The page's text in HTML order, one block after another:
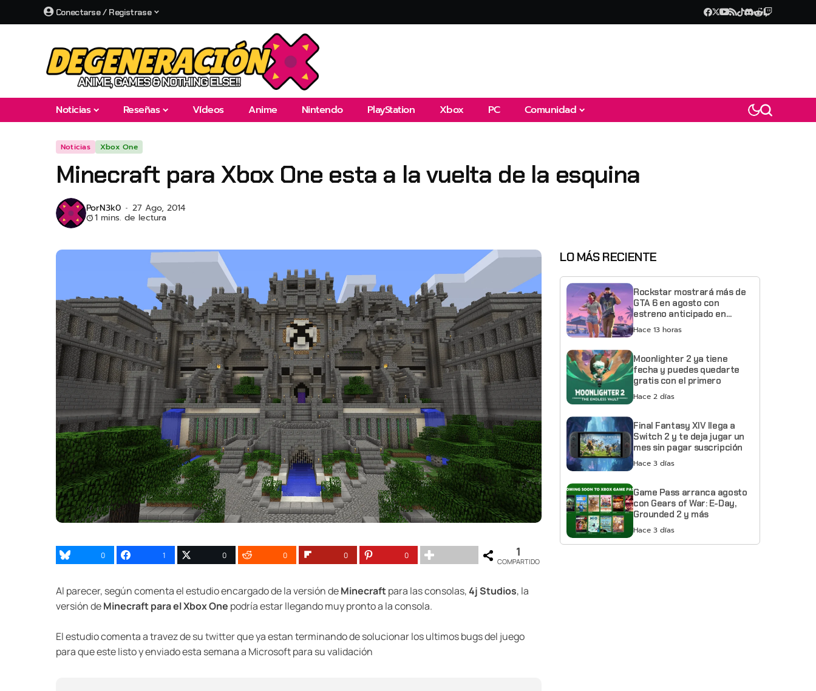
Conectarse / Registrase
Noticias Reseñas Vídeos Anime Nintendo PlayStation Xbox PC Comunidad
Noticias Xbox One
Minecraft para Xbox One esta a la vuelta de la esquina
PorN3k0 27 Ago, 2014
1 mins. de lectura
0 1 0 0 0 0 1
COMPARTIDO
Al parecer, según comenta el estudio encargado de la versión deMinecraftpara las consolas,4j Studios, la
versión deMinecraft para el Xbox One podría estar llegando muy pronto a la consola.
El estudio comenta a travez de sutwitterque ya estan terminando de solucionar los ultimos bugs del juego
para que este listo y enviado esta semana a Microsoft para su validación
LO MÁS RECIENTE
Rockstar mostrará más de
GTA 6 en agosto con
estreno anticipado en
Netflix
Hace 13 horas
Moonlighter 2 ya tiene
fecha y puedes quedarte
gratis con el primero
Hace 2 días
Final Fantasy XIV llega a
Switch 2 y te deja jugar un
mes sin pagar suscripción
Hace 3 días
Game Pass arranca agosto
con Gears of War: E-Day,
Grounded 2 y más
Hace 3 días